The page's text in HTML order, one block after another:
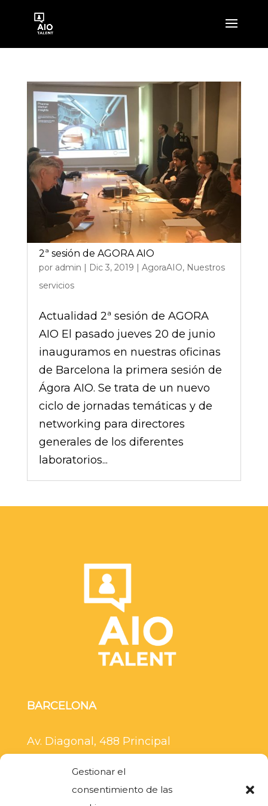
Gestionar el
consentimiento de las
2ª sesión de AGORA AIO
por admin | Dic 3, 2019 | AgoraAIO, Nuestros
servicios
Actualidad 2ª sesión de AGORA
AIO El pasado jueves 20 de junio
inauguramos en nuestras oficinas
de Barcelona la primera sesión de
Ágora AIO. Se trata de un nuevo
ciclo de jornadas temáticas y de
networking para directores
generales de los diferentes
laboratorios...
BARCELONA
Av. Diagonal, 488 Principal
+34 936 282 792